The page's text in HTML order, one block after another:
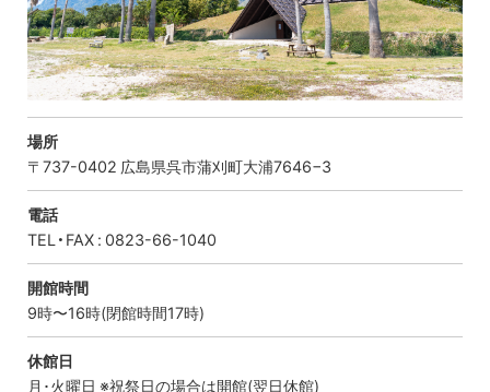
場所
〒737-0402 広島県呉市蒲刈町大浦7646−3
電話
TEL・FAX : 0823-66-1040
開館時間
9時〜16時(閉館時間17時)
休館日
月･火曜日 ※祝祭日の場合は開館(翌日休館)